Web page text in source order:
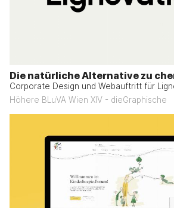
Die natürliche Alternative zu
Corporate Design und Webauftritt für
Höhere BLuVA Wien XIV - dieGraphische